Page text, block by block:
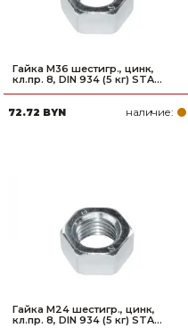
Гайка М36 шестигр., цинк,
кл.пр. 8, DIN 934 (5 кг) STA...
72.72 BYN наличие:
Гайка М24 шестигр., цинк,
кл.пр. 8, DIN 934 (5 кг) STA...